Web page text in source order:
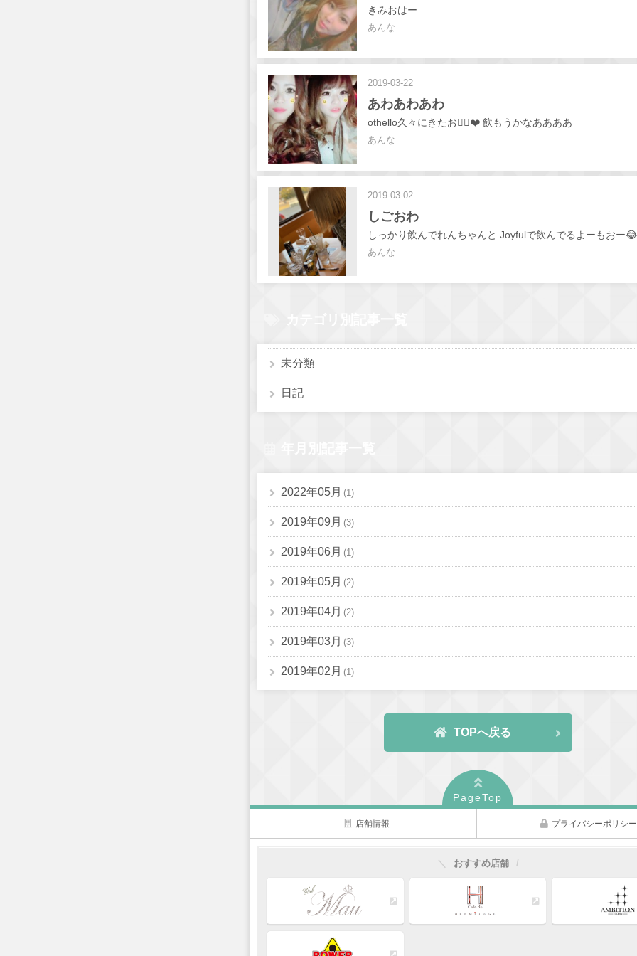
きみおはー
あんな
2019-03-22
あわあわあわ
othello久々にきたお🙆‍♀️❤️ 飲もうかなああああ
あんな
2019-03-02
しごおわ
しっかり飲んでれんちゃんと Joyfulで飲んでるよーもおー
あんな
未分類
日記
2022年05月 (1)
2019年09月 (3)
2019年06月 (1)
2019年05月 (2)
2019年04月 (2)
2019年03月 (3)
2019年02月 (1)
TOPへ戻る
PageTop
店舗情報 プライバシーポリシー
おすすめ店舗